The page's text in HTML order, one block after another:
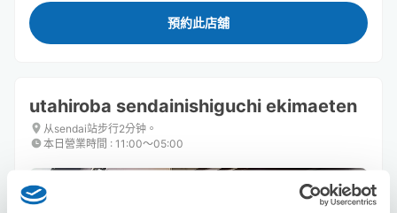
預約此店舖
utahiroba sendainishiguchi ekimaeten
从sendai站步行2分钟。
本日營業時間 : 11:00〜05:00